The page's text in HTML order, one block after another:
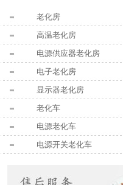
老化房
高温老化房
电源供应器老化房
电子老化房
显示器老化房
老化车
电源老化车
电源开关老化车